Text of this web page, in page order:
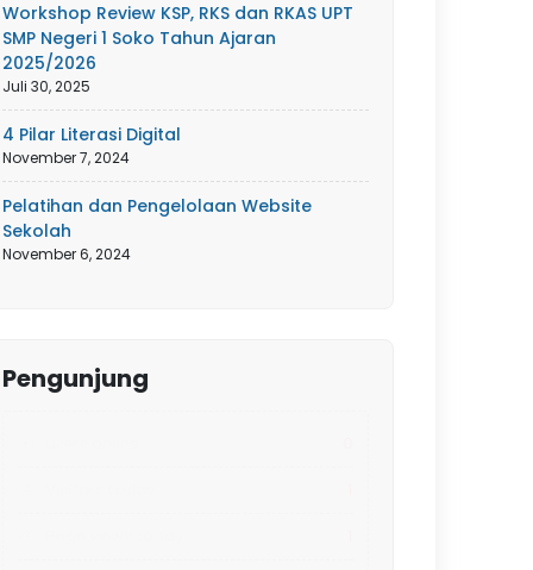
Workshop Review KSP, RKS dan RKAS UPT
SMP Negeri 1 Soko Tahun Ajaran
2025/2026
Juli 30, 2025
4 Pilar Literasi Digital
November 7, 2024
Pelatihan dan Pengelolaan Website
Sekolah
November 6, 2024
Pengunjung